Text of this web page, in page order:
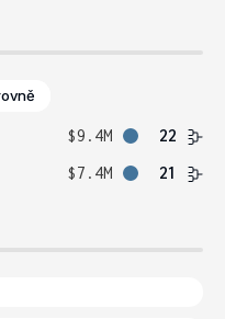
$9.4M
22
$7.4M 21